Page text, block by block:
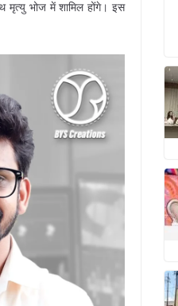
मृत्यु भोज में शामिल होंगे। इस